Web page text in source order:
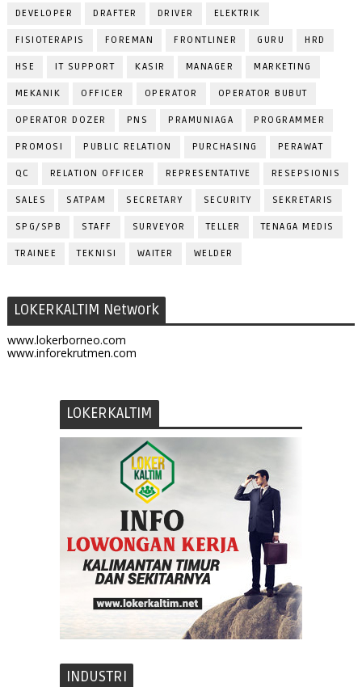
DEVELOPER DRAFTER DRIVER ELEKTRIK
FISIOTERAPIS FOREMAN FRONTLINER GURU HRD
HSE IT SUPPORT KASIR MANAGER MARKETING
MEKANIK OFFICER OPERATOR OPERATOR BUBUT
OPERATOR DOZER PNS PRAMUNIAGA PROGRAMMER
PROMOSI PUBLIC RELATION PURCHASING PERAWAT
QC RELATION OFFICER REPRESENTATIVE RESEPSIONIS
SALES SATPAM SECRETARY SECURITY SEKRETARIS
SPG/SPB STAFF SURVEYOR TELLER TENAGA MEDIS
TRAINEE TEKNISI WAITER WELDER
LOKERKALTIM Network
www.lokerborneo.com
www.inforekrutmen.com
LOKERKALTIM
INDUSTRI